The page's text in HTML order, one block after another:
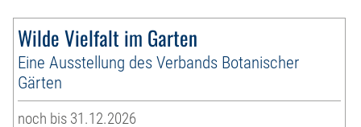
Wilde Vielfalt im Garten
Eine Ausstellung des Verbands Botanischer
Gärten
noch bis 31.12.2026